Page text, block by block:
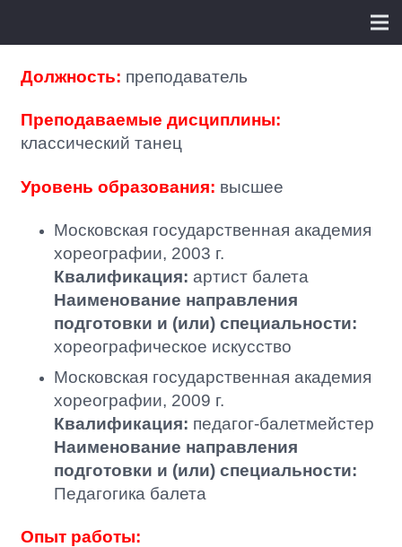
Должность: преподаватель
Преподаваемые дисциплины:
классический танец
Уровень образования: высшее
Московская государственная академия
хореографии, 2003 г.
Квалификация: артист балета
Наименование направления
подготовки и (или) специальности:
хореографическое искусство
Московская государственная академия
хореографии, 2009 г.
Квалификация: педагог-балетмейстер
Наименование направления
подготовки и (или) специальности:
Педагогика балета
Опыт работы: